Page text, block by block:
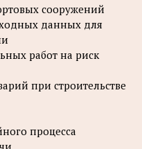
сооружений
данных для
работ на риск
при строительстве
процесса